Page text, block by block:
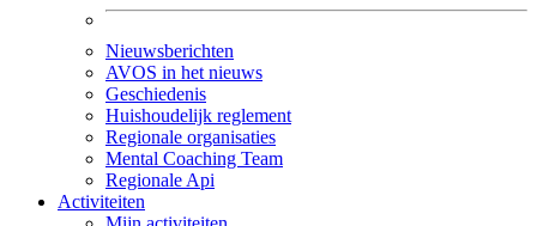
Nieuwsberichten
AVOS in het nieuws
Geschiedenis
Huishoudelijk reglement
Regionale organisaties
Mental Coaching Team
Regionale Api
Activiteiten